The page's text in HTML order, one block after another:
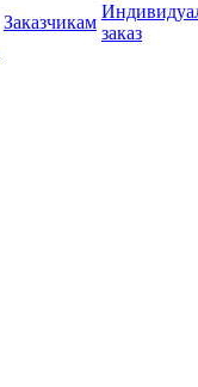
Заказчикам
заказ